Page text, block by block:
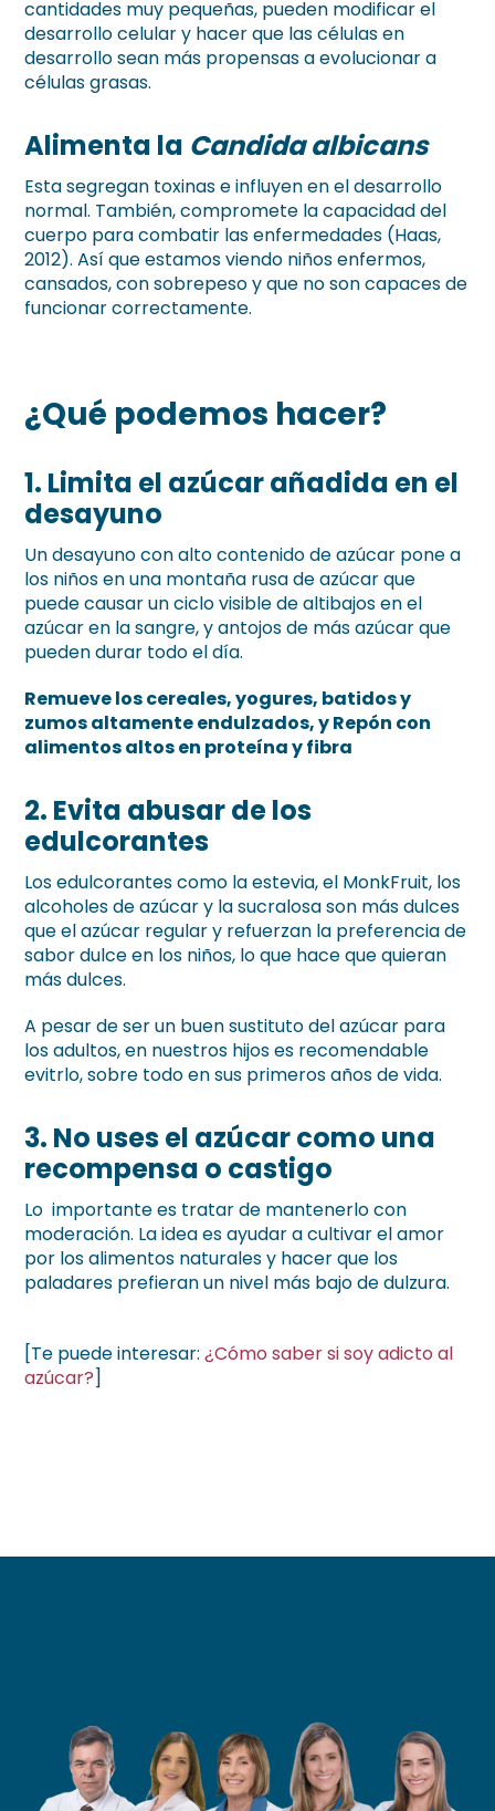
cantidades muy pequeñas, pueden modificar el
desarrollo celular y hacer que las células en
desarrollo sean más propensas a evolucionar a
células grasas.
Alimenta la Candida albicans
Esta segregan toxinas e influyen en el desarrollo
normal. También, compromete la capacidad del
cuerpo para combatir las enfermedades (Haas,
2012). Así que estamos viendo niños enfermos,
cansados, con sobrepeso y que no son capaces de
funcionar correctamente.
¿Qué podemos hacer?
1. Limita el azúcar añadida en el
desayuno
Un desayuno con alto contenido de azúcar pone a
los niños en una montaña rusa de azúcar que
puede causar un ciclo visible de altibajos en el
azúcar en la sangre, y antojos de más azúcar que
pueden durar todo el día.
Remueve los cereales, yogures, batidos y
zumos altamente endulzados, y Repón con
alimentos altos en proteína y fibra
2. Evita abusar de los
edulcorantes
Los edulcorantes como la estevia, el MonkFruit, los
alcoholes de azúcar y la sucralosa son más dulces
que el azúcar regular y refuerzan la preferencia de
sabor dulce en los niños, lo que hace que quieran
más dulces.
A pesar de ser un buen sustituto del azúcar para
los adultos, en nuestros hijos es recomendable
evitrlo, sobre todo en sus primeros años de vida.
3. No uses el azúcar como una
recompensa o castigo
Lo importante es tratar de mantenerlo con
moderación. La idea es ayudar a cultivar el amor
por los alimentos naturales y hacer que los
paladares prefieran un nivel más bajo de dulzura.
[Te puede interesar:¿Cómo saber si soy adicto al
azúcar?]